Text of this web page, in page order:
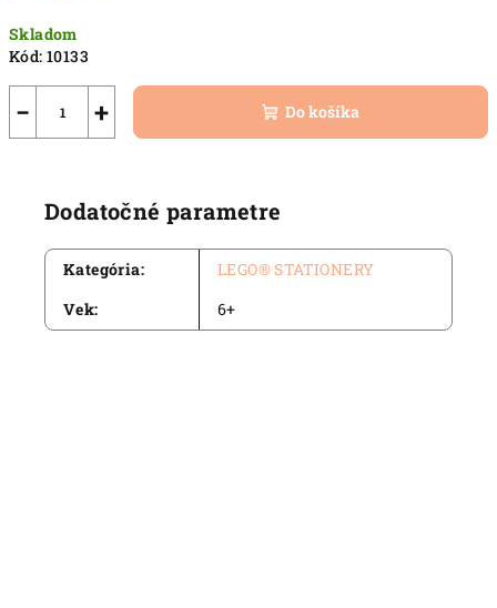
cena:
Skladom
Kód: 10133
+
− Do košíka
Dodatočné parametre
Kategória:
LEGO® STATIONERY
Vek: 6+